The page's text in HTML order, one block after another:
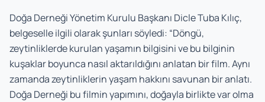
Doğa Derneği Yönetim Kurulu Başkanı Dicle Tuba Kılıç,
belgeselle ilgili olarak şunları söyledi: “Döngü,
zeytinliklerde kurulan yaşamın bilgisini ve bu bilginin
kuşaklar boyunca nasıl aktarıldığını anlatan bir film. Aynı
zamanda zeytinliklerin yaşam hakkını savunan bir anlatı.
Doğa Derneği bu filmin yapımını, doğayla birlikte var olma